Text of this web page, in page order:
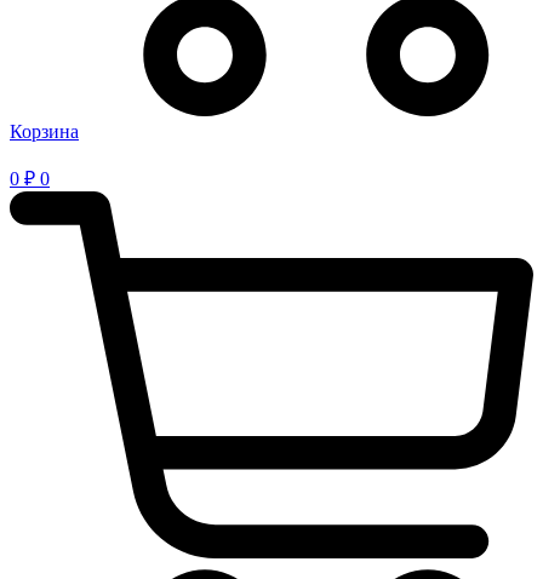
Корзина
0 ₽ 0